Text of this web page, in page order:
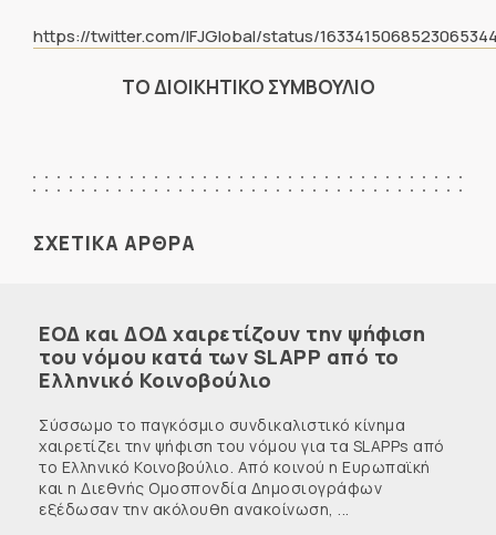
https://twitter.com/IFJGlobal/status/
ΤΟ ΔΙΟΙΚΗΤΙΚΟ ΣΥΜΒΟΥΛΙΟ
ΣΧΕΤΙΚΑ ΑΡΘΡΑ
ΕΟΔ και ΔΟΔ χαιρετίζουν την ψήφιση
του νόμου κατά των SLAPP από το
Ελληνικό Κοινοβούλιο
Σύσσωμο το παγκόσμιο συνδικαλιστικό κίνημα
χαιρετίζει την ψήφιση του νόμου για τα SLAPPs από
το Ελληνικό Κοινοβούλιο. Από κοινού η Ευρωπαϊκή
και η Διεθνής Ομοσπονδία Δημοσιογράφων
εξέδωσαν την ακόλουθη ανακοίνωση, ...